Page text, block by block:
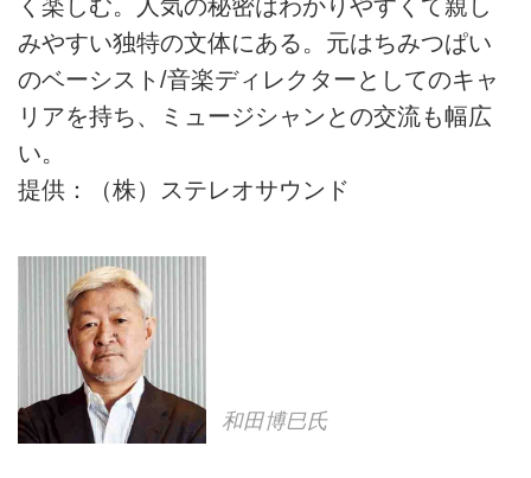
く楽しむ。人気の秘密はわかりやすくて親し
みやすい独特の文体にある。元はちみつぱい
のベーシスト/音楽ディレクターとしてのキャ
リアを持ち、ミュージシャンとの交流も幅広
い。
提供：（株）ステレオサウンド
和田博巳氏